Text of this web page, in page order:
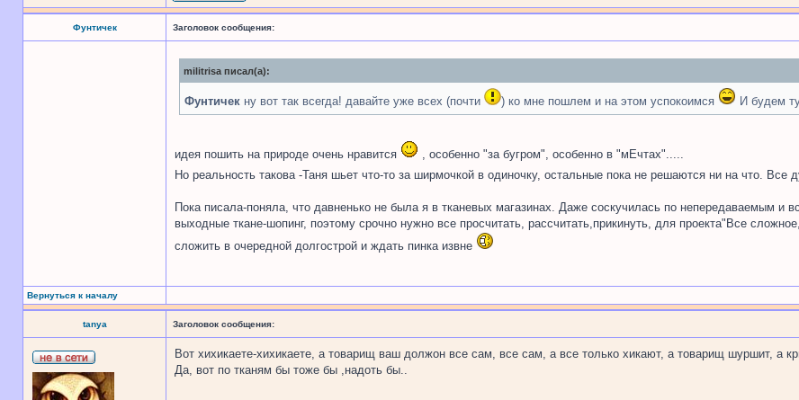
Фунтичек Заголовок сообщения:
militrisa писал(а):
Фунтичек ну вот так всегда! давайте уже всех (почти ) ко мне пошлем и на этом успокоимся И будем
идея пошить на природе очень нравится
, особенно "за бугром", особенно в "мЕчтах".....
Но реальность такова -Таня шьет что-то за ширмочкой в одиночку, остальные пока не решаются ни на что. Все
Пока писала-поняла, что давненько не была я в тканевых магазинах. Даже соскучилась по непередаваемым
выходные ткане-шопинг, поэтому срочно нужно все просчитать, рассчитать,прикинуть, для проекта"Все
сложить в очередной долгострой и ждать пинка извне
Вернуться к началу
tanya Заголовок сообщения:
Вот хихикаете-хихикаете, а товарищ ваш должон все сам, все сам, а все только хикают, а товарищ шуршит, а
Да, вот по тканям бы тоже бы ,надоть бы..